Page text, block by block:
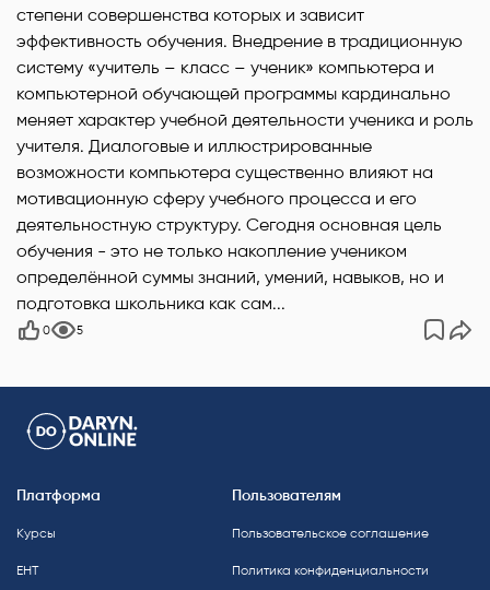
степени совершенства которых и зависит
эффективность обучения. Внедрение в традиционную
систему «учитель – класс – ученик» компьютера и
компьютерной обучающей программы кардинально
меняет характер учебной деятельности ученика и роль
учителя. Диалоговые и иллюстрированные
возможности компьютера существенно влияют на
мотивационную сферу учебного процесса и его
деятельностную структуру. Сегодня основная цель
обучения - это не только накопление учеником
определённой суммы знаний, умений, навыков, но и
подготовка школьника как сам...
0 5
Платформа
Курсы
ЕНТ
Пользователям
Пользовательское соглашение
Политика конфиденциальности